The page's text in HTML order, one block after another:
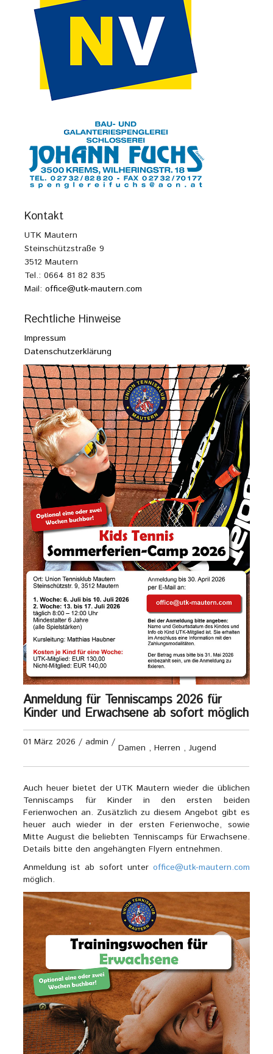
Kontakt
UTK Mautern
Steinschützstraße 9
3512 Mautern
Tel.: 0664 81 82 835
Mail: office@utk-mautern.com
Rechtliche Hinweise
Impressum
Datenschutzerklärung
Anmeldung für Tenniscamps 2026 für
Kinder und Erwachsene ab sofort möglich
01 März 2026 / admin / Damen ,Herren ,Jugend
Auch heuer bietet der UTK Mautern wieder die üblichen
Tenniscamps für Kinder in den ersten beiden
Ferienwochen an. Zusätzlich zu diesem Angebot gibt es
heuer auch wieder in der ersten Ferienwoche, sowie
Mitte August die beliebten Tenniscamps für Erwachsene.
Details bitte den angehängten Flyern entnehmen.
Anmeldung ist ab sofort unter office@utk-mautern.com
möglich.